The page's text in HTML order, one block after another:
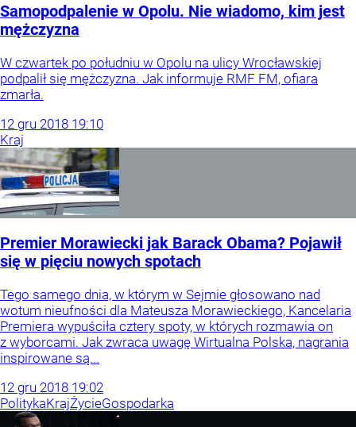
Samopodpalenie w Opolu. Nie wiadomo, kim jest
mężczyzna
W czwartek po południu w Opolu na ulicy Wrocławskiej
podpalił się mężczyzna. Jak informuje RMF FM, ofiara
zmarła.
12 gru 2018 19:10
Kraj
Premier Morawiecki jak Barack Obama? Pojawił
się w pięciu nowych spotach
Tego samego dnia, w którym w Sejmie głosowano nad
wotum nieufności dla Mateusza Morawieckiego, Kancelaria
Premiera wypuściła cztery spoty, w których rozmawia on
z wyborcami. Jak zwraca uwagę Wirtualna Polska, nagrania
inspirowane są...
12 gru 2018 19:02
PolitykaKrajŻycieGospodarka